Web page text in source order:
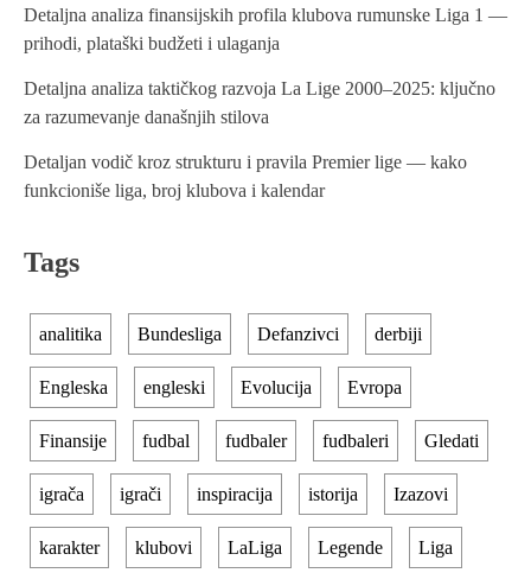
g
a
t
i
o
n
Detaljna analiza finansijskih profila klubova rumunske Liga 1 —
prihodi, plataški budžeti i ulaganja
Detaljna analiza taktičkog razvoja La Lige 2000–2025: ključno
za razumevanje današnjih stilova
Detaljan vodič kroz strukturu i pravila Premier lige — kako
funkcioniše liga, broj klubova i kalendar
Tags
analitika Bundesliga Defanzivci derbiji
Engleska engleski Evolucija Evropa
Finansije fudbal fudbaler fudbaleri Gledati
igrača igrači inspiracija istorija Izazovi
karakter klubovi LaLiga Legende Liga